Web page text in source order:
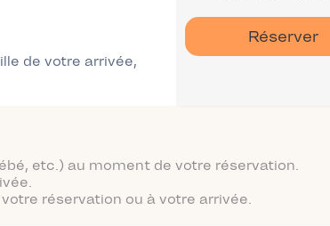
de votre arrivée,
Réserver
etc.) au moment de votre réservation.
réservation ou à votre arrivée.